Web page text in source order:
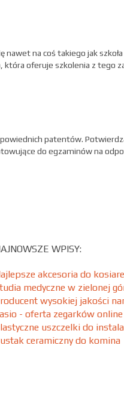
nawet na coś takiego jak
oferuje szkolenia z tego
patentów.
do egzaminów na
WPISY:
akcesoria do
medyczne w zielonej
wysokiej jakości
- oferta zegarków online
uszczelki do
ceramiczny do komina